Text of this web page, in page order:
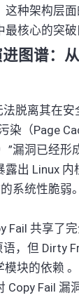
这种架构层
核心的突破
图谱：
法脱离其在
染（Page
”漏洞已经形
出 Linux 内
系统性脆弱。
Fail 共享了
语，但 Dirty
模块的依赖
Copy Fail 漏